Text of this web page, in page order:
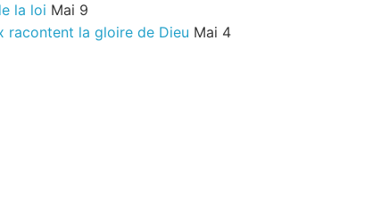
la loi Mai 9
racontent la gloire de Dieu Mai 4